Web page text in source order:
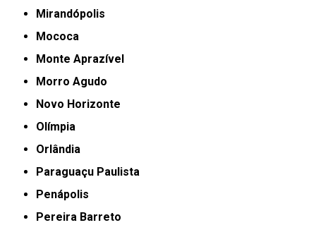
Mirandópolis
Mococa
Monte Aprazível
Morro Agudo
Novo Horizonte
Olímpia
Orlândia
Paraguaçu Paulista
Penápolis
Pereira Barreto